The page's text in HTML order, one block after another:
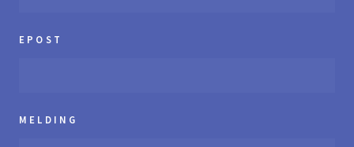
EPOST
MELDING